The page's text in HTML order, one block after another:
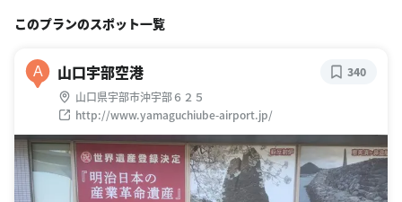
このプランのスポット一覧
A 山口宇部空港
山口県宇部市沖宇部６２５
http://www.yamaguchiube-airport.jp/
340